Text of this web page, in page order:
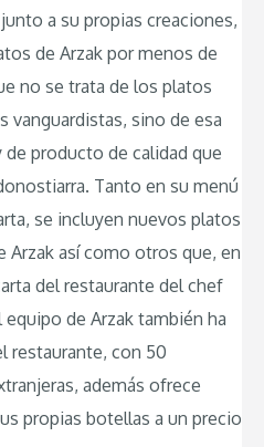
a su propias creaciones,
de Arzak por menos de
no se trata de los platos
vanguardistas, sino de esa
producto de calidad que
Tanto en su menú
se incluyen nuevos platos
Arzak así como otros que, en
del restaurante del chef
equipo de Arzak también ha
restaurante, con 50
además ofrece
propias botellas a un precio